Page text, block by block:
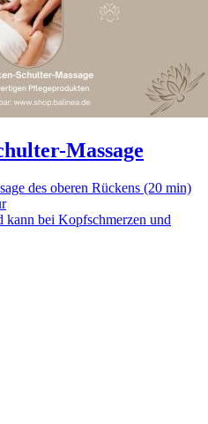
Massage
des oberen Rückens (20 min)
kann bei Kopfschmerzen und